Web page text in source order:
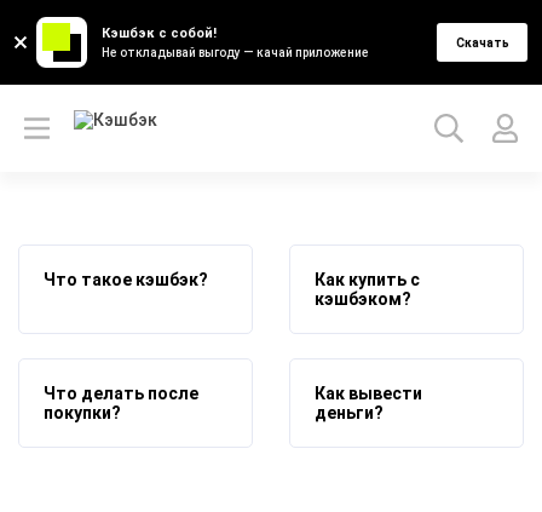
Кэшбэк с собой!
Не откладывай выгоду — качай приложение
Скачать
Что такое кэшбэк?
Как купить с
кэшбэком?
Что делать после
покупки?
Как вывести
деньги?